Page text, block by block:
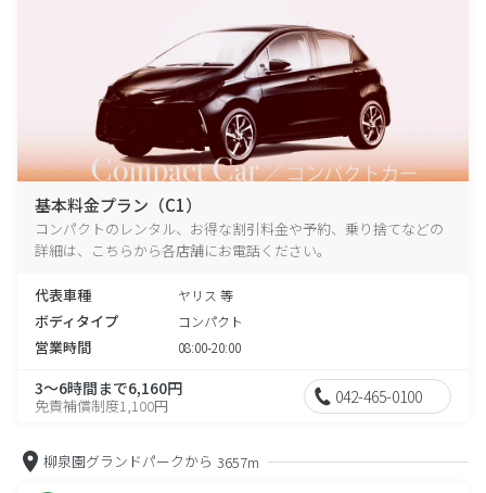
基本料金プラン（C1）
コンパクトのレンタル、お得な割引料金や予約、乗り捨てなどの
詳細は、こちらから各店舗にお電話ください。
代表車種 ヤリス 等
ボディタイプ コンパクト
営業時間 08:00-20:00
3～6時間まで6,160円
免責補償制度1,100円 042-465-0100
柳泉園グランドパークから 3657m